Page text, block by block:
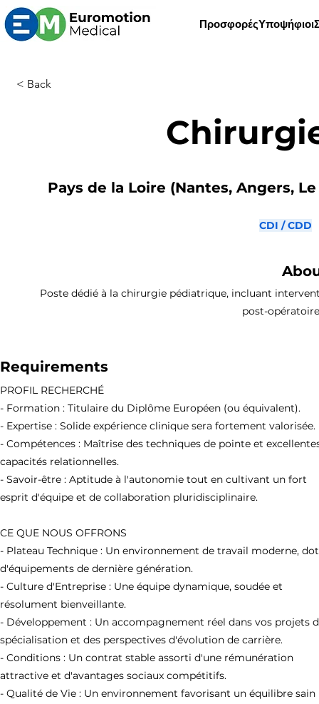
ΠροσφορέςΥποψήφιοι
< Back
Pays de la Loire (Nantes, Angers,
CDI / CDD
Poste dédié à la chirurgie pédiatrique, incluant
post-
Requirements
PROFIL RECHERCHÉ
- Formation : Titulaire du Diplôme Européen (ou équivalent).
- Expertise : Solide expérience clinique sera fortement valorisée.
- Compétences : Maîtrise des techniques de pointe et
capacités relationnelles.
- Savoir-être : Aptitude à l'autonomie tout en cultivant un fort
esprit d'équipe et de collaboration pluridisciplinaire.
CE QUE NOUS OFFRONS
- Plateau Technique : Un environnement de travail moderne,
d'équipements de dernière génération.
- Culture d'Entreprise : Une équipe dynamique, soudée et
résolument bienveillante.
- Développement : Un accompagnement réel dans vos projets
spécialisation et des perspectives d'évolution de carrière.
- Conditions : Un contrat stable assorti d'une rémunération
attractive et d'avantages sociaux compétitifs.
- Qualité de Vie : Un environnement favorisant un équilibre sain